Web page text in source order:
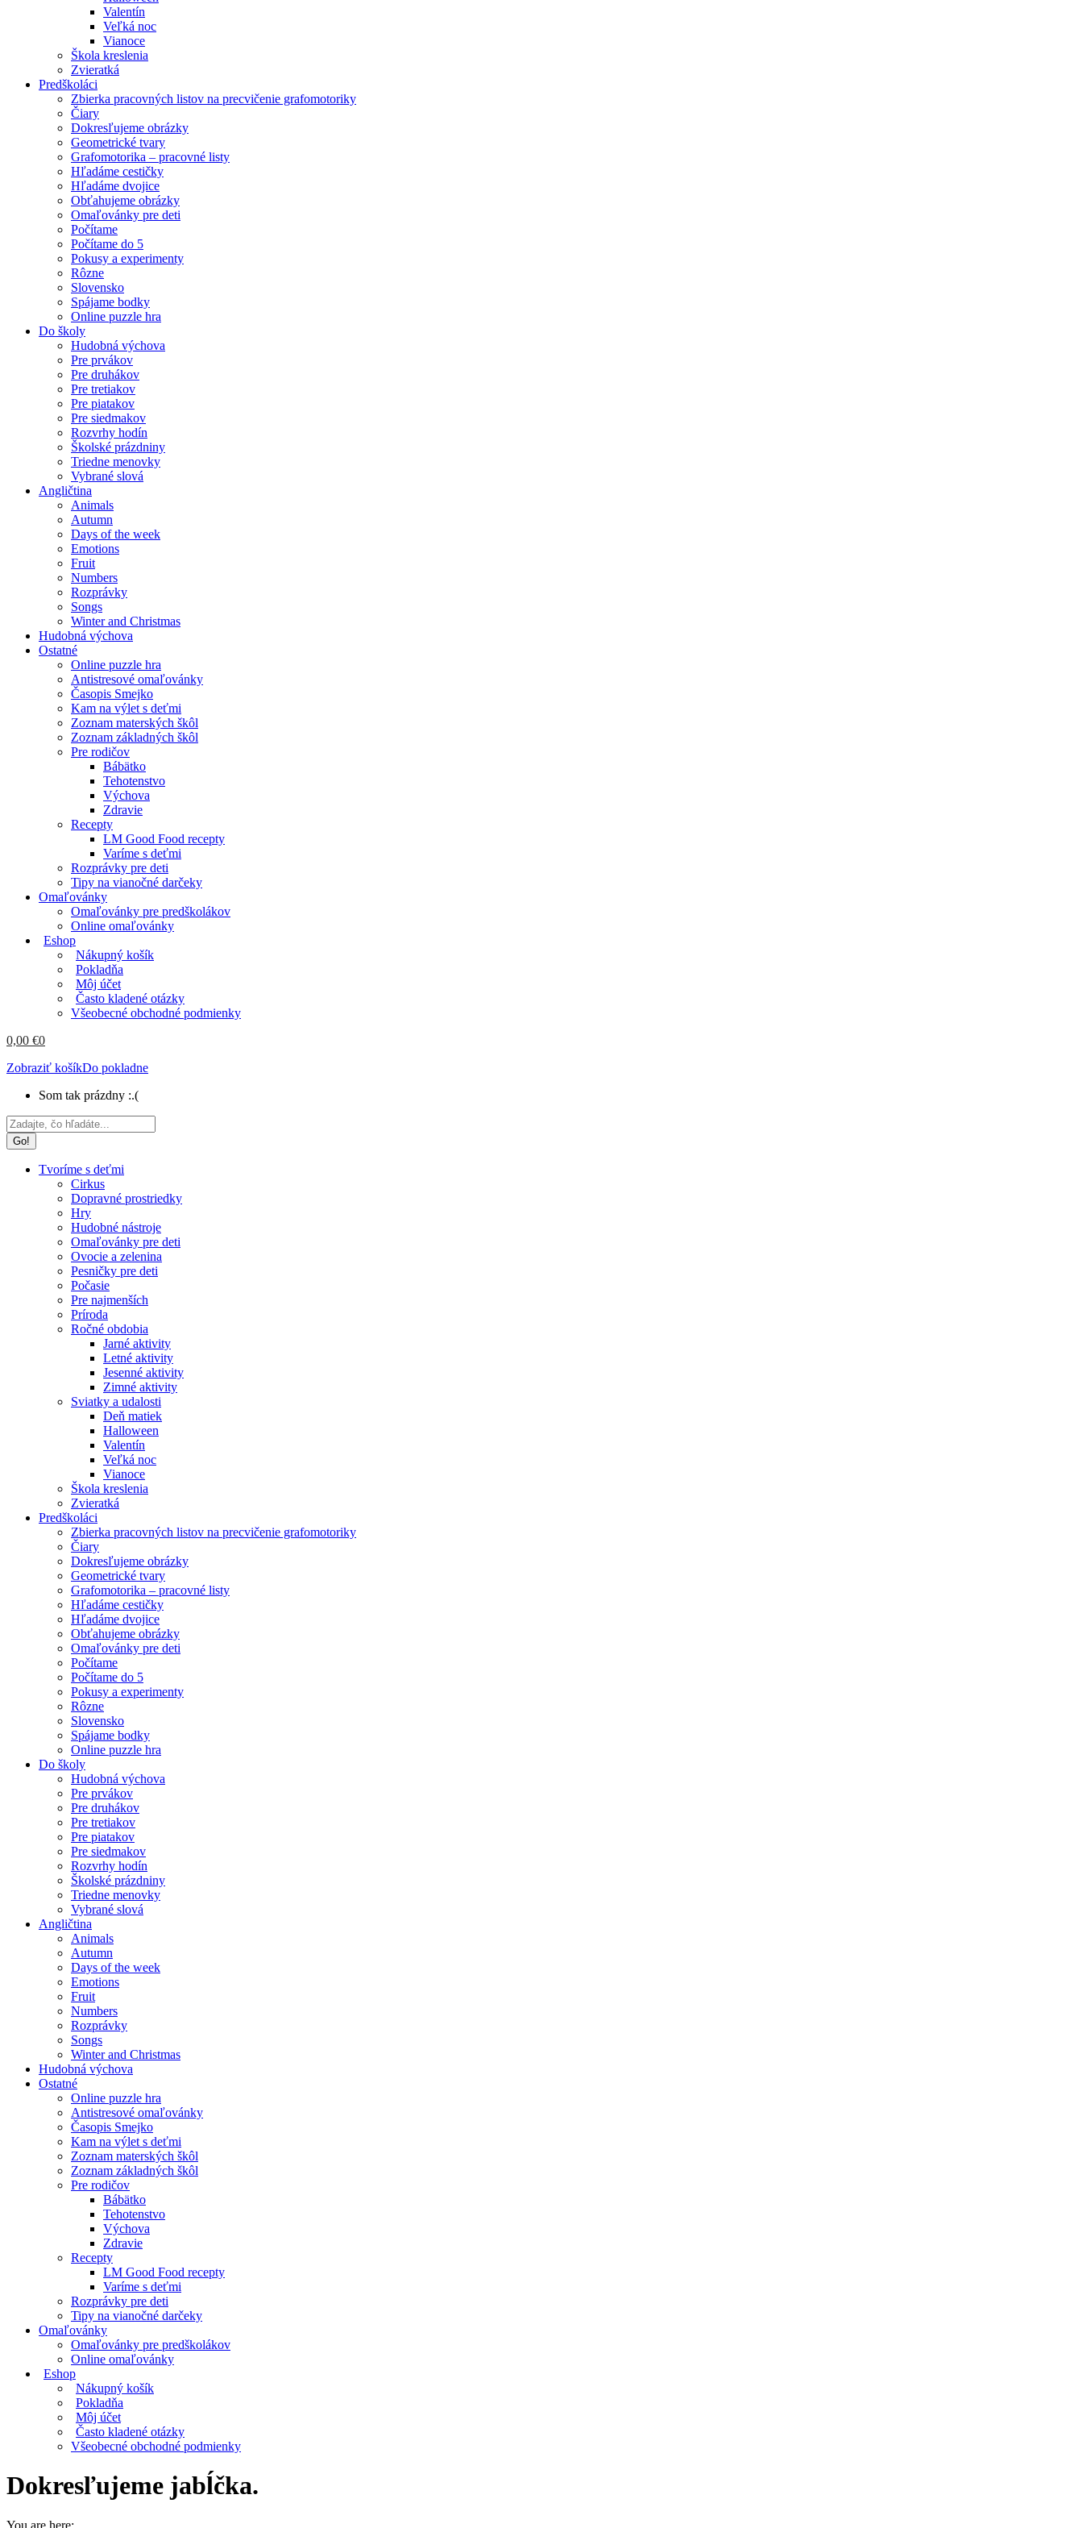
Valentín
Veľká noc
Vianoce
Škola kreslenia
Zvieratká
Predškoláci
Zbierka pracovných listov na precvičenie grafomotoriky
Čiary
Dokresľujeme obrázky
Geometrické tvary
Grafomotorika – pracovné listy
Hľadáme cestičky
Hľadáme dvojice
Obťahujeme obrázky
Omaľovánky pre deti
Počítame
Počítame do 5
Pokusy a experimenty
Rôzne
Slovensko
Spájame bodky
Online puzzle hra
Do školy
Hudobná výchova
Pre prvákov
Pre druhákov
Pre tretiakov
Pre piatakov
Pre siedmakov
Rozvrhy hodín
Školské prázdniny
Triedne menovky
Vybrané slová
Angličtina
Animals
Autumn
Days of the week
Emotions
Fruit
Numbers
Rozprávky
Songs
Winter and Christmas
Hudobná výchova
Ostatné
Online puzzle hra
Antistresové omaľovánky
Časopis Smejko
Kam na výlet s deťmi
Zoznam materských škôl
Zoznam základných škôl
Pre rodičov
Bábätko
Tehotenstvo
Výchova
Zdravie
Recepty
LM Good Food recepty
Varíme s deťmi
Rozprávky pre deti
Tipy na vianočné darčeky
Omaľovánky
Omaľovánky pre predškolákov
Online omaľovánky
Eshop
Nákupný košík
Pokladňa
Môj účet
Často kladené otázky
Všeobecné obchodné podmienky
0,00 €0
Zobraziť košíkDo pokladne
Som tak prázdny :.(
Search:
Tvoríme s deťmi
Cirkus
Dopravné prostriedky
Hry
Hudobné nástroje
Omaľovánky pre deti
Ovocie a zelenina
Pesničky pre deti
Počasie
Pre najmenších
Príroda
Ročné obdobia
Jarné aktivity
Letné aktivity
Jesenné aktivity
Zimné aktivity
Sviatky a udalosti
Deň matiek
Halloween
Valentín
Veľká noc
Vianoce
Škola kreslenia
Zvieratká
Predškoláci
Zbierka pracovných listov na precvičenie grafomotoriky
Čiary
Dokresľujeme obrázky
Geometrické tvary
Grafomotorika – pracovné listy
Hľadáme cestičky
Hľadáme dvojice
Obťahujeme obrázky
Omaľovánky pre deti
Počítame
Počítame do 5
Pokusy a experimenty
Rôzne
Slovensko
Spájame bodky
Online puzzle hra
Do školy
Hudobná výchova
Pre prvákov
Pre druhákov
Pre tretiakov
Pre piatakov
Pre siedmakov
Rozvrhy hodín
Školské prázdniny
Triedne menovky
Vybrané slová
Angličtina
Animals
Autumn
Days of the week
Emotions
Fruit
Numbers
Rozprávky
Songs
Winter and Christmas
Hudobná výchova
Ostatné
Online puzzle hra
Antistresové omaľovánky
Časopis Smejko
Kam na výlet s deťmi
Zoznam materských škôl
Zoznam základných škôl
Pre rodičov
Bábätko
Tehotenstvo
Výchova
Zdravie
Recepty
LM Good Food recepty
Varíme s deťmi
Rozprávky pre deti
Tipy na vianočné darčeky
Omaľovánky
Omaľovánky pre predškolákov
Online omaľovánky
Eshop
Nákupný košík
Pokladňa
Môj účet
Často kladené otázky
Všeobecné obchodné podmienky
Dokresľujeme jabĺčka.
You are here: